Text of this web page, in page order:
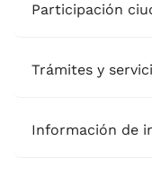
Participación
Trámites y
Información de